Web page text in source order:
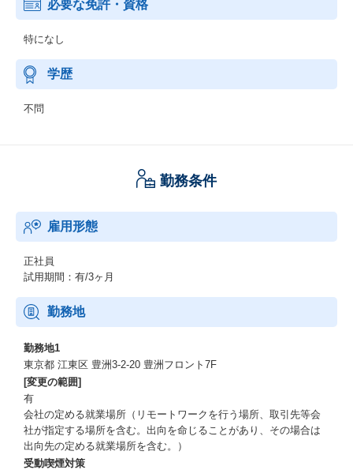
必要な免許・資格
特になし
学歴
不問
勤務条件
雇用形態
正社員
試用期間：有/3ヶ月
勤務地
勤務地1
東京都 江東区 豊洲3-2-20 豊洲フロント7F
[変更の範囲]
有
会社の定める就業場所（リモートワークを行う場所、取引先等会
社が指定する場所を含む。出向を命じることがあり、その場合は
出向先の定める就業場所を含む。）
受動喫煙対策